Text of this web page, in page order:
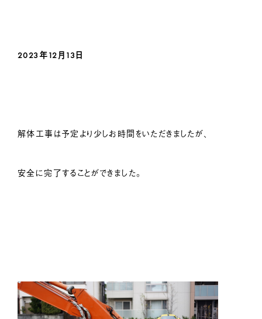
2023年12月13日
解体工事は予定より少しお時間をいただきましたが、
安全に完了することができました。